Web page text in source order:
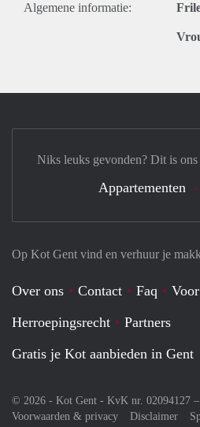
Algemene informatie:
Op Kot Gent vind en verhuur je
Over ons Contact Faq
Herroepingsrecht
Partners
Gratis je Kot aanbieden in Gent
© 2026 - Kot Gent - KvK nr. 02094127 –
Voorwaarden & privacy
Disclaimer
Niks leuks gevonden? Dit is
Appartementen